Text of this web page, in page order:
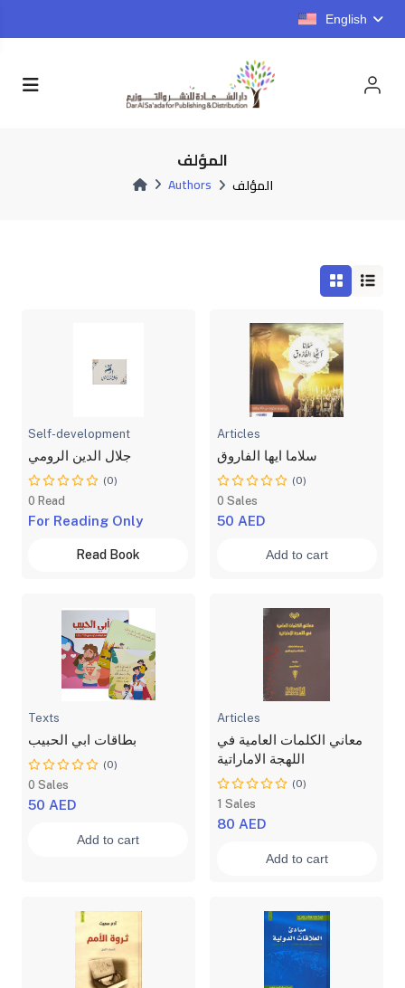
English
المؤلف
Authors المؤلف
Self-development
جلال الدين الرومي
(0)
0 Read
For Reading Only
Read Book
Articles
سلاما ايها الفاروق
(0)
0 Sales
50 AED
Add to cart
Texts
بطاقات ابي الحبيب
(0)
0 Sales
50 AED
Add to cart
Articles
معاني الكلمات العامية في
اللهجة الاماراتية
(0)
1 Sales
80 AED
Add to cart